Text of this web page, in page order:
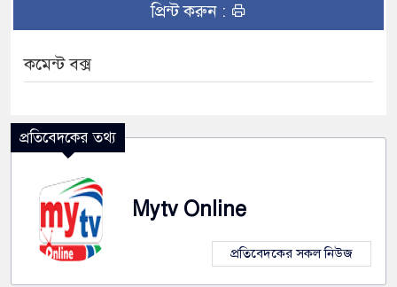
প্রিন্ট করুন :
কমেন্ট বক্স
প্রতিবেদকের তথ্য
Mytv Online
প্রতিবেদকের সকল নিউজ